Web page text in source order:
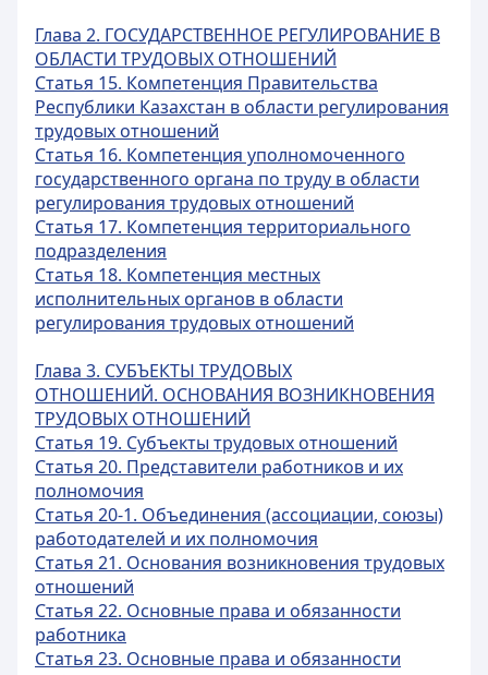
Глава 2. ГОСУДАРСТВЕННОЕ РЕГУЛИРОВАНИЕ В
ОБЛАСТИ ТРУДОВЫХ ОТНОШЕНИЙ
Статья 15. Компетенция Правительства
Республики Казахстан в области регулирования
трудовых отношений
Статья 16. Компетенция уполномоченного
государственного органа по труду в области
регулирования трудовых отношений
Статья 17. Компетенция территориального
подразделения
Статья 18. Компетенция местных
исполнительных органов в области
регулирования трудовых отношений
Глава 3. СУБЪЕКТЫ ТРУДОВЫХ
ОТНОШЕНИЙ. ОСНОВАНИЯ ВОЗНИКНОВЕНИЯ
ТРУДОВЫХ ОТНОШЕНИЙ
Статья 19. Субъекты трудовых отношений
Статья 20. Представители работников и их
полномочия
Статья 20-1. Объединения (ассоциации, союзы)
работодателей и их полномочия
Статья 21. Основания возникновения трудовых
отношений
Статья 22. Основные права и обязанности
работника
Статья 23. Основные права и обязанности